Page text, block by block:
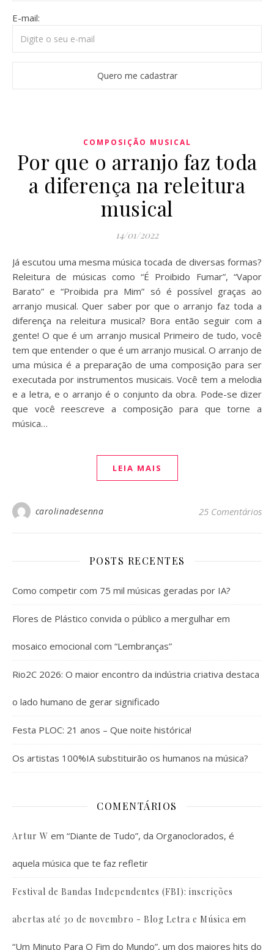
E-mail:
COMPOSIÇÃO MUSICAL
Por que o arranjo faz toda
a diferença na releitura
musical
14/01/2022
Já escutou uma mesma música tocada de diversas formas?
Releitura de músicas como “É Proibido Fumar”, “Vapor
Barato” e “Proibida pra Mim” só é possível graças ao
arranjo musical. Quer saber por que o arranjo faz toda a
diferença na releitura musical? Bora então seguir com a
gente! O que é um arranjo musical Primeiro de tudo, você
tem que entender o que é um arranjo musical. O arranjo de
uma música é a preparação de uma composição para ser
executada por instrumentos musicais. Você tem a melodia
e a letra, e o arranjo é o conjunto da obra. Pode-se dizer
que você reescreve a composição para que torne a
música…
LEIA MAIS
carolinadesenna 25 Comentários
POSTS RECENTES
Como competir com 75 mil músicas geradas por IA?
Flores de Plástico convida o público a mergulhar em
mosaico emocional com “Lembranças”
Rio2C 2026: O maior encontro da indústria criativa destaca
o lado humano de gerar significado
Festa PLOC: 21 anos – Que noite histórica!
Os artistas 100%IA substituirão os humanos na música?
COMENTÁRIOS
Artur W em “Diante de Tudo”, da Organoclorados, é
aquela música que te faz refletir
Festival de Bandas Independentes (FBI): inscrições
abertas até 30 de novembro - Blog Letra e Música em
“Um Minuto Para O Fim do Mundo”, um dos maiores hits do